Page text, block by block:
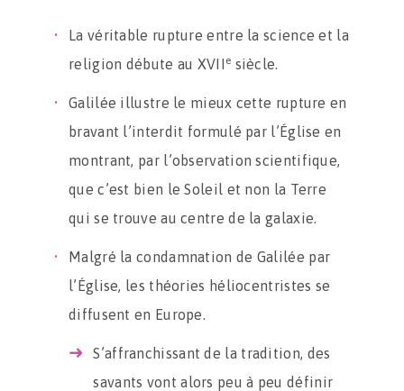
La véritable rupture entre la science et la
religion débute au XVII e siècle.
Galilée illustre le mieux cette rupture en
bravant l’interdit formulé par l’Église en
montrant, par l’observation scientifique,
que c’est bien le Soleil et non la Terre
qui se trouve au centre de la galaxie.
Malgré la condamnation de Galilée par
l’Église, les théories héliocentristes se
diffusent en Europe.
S’affranchissant de la tradition, des
savants vont alors peu à peu définir